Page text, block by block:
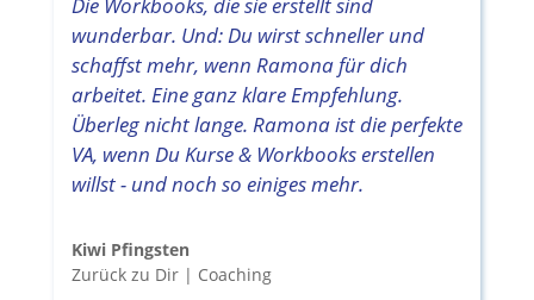
Die Workbooks, die sie erstellt sind
wunderbar. Und: Du wirst schneller und
schaffst mehr, wenn Ramona für dich
arbeitet. Eine ganz klare Empfehlung.
Überleg nicht lange. Ramona ist die perfekte
VA, wenn Du Kurse & Workbooks erstellen
willst - und noch so einiges mehr.
Kiwi Pfingsten
Zurück zu Dir | Coaching